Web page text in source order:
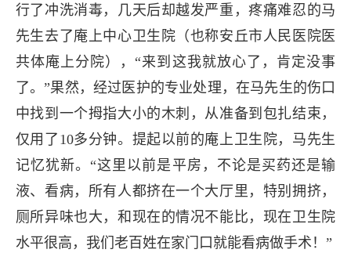
行了冲洗消毒，几天后却越发严重，疼痛难忍的马
先生去了庵上中心卫生院（也称安丘市人民医院医
共体庵上分院），“来到这我就放心了，肯定没事
了。”果然，经过医护的专业处理，在马先生的伤口
中找到一个拇指大小的木刺，从准备到包扎结束，
仅用了10多分钟。提起以前的庵上卫生院，马先生
记忆犹新。“这里以前是平房，不论是买药还是输
液、看病，所有人都挤在一个大厅里，特别拥挤，
厕所异味也大，和现在的情况不能比，现在卫生院
水平很高，我们老百姓在家门口就能看病做手术！”